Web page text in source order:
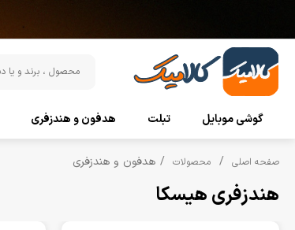
گوشی موبایل تبلت هدفون و هندزفری
صفحه اصلی محصولات هدفون و هندزفری
هندزفری هیسکا